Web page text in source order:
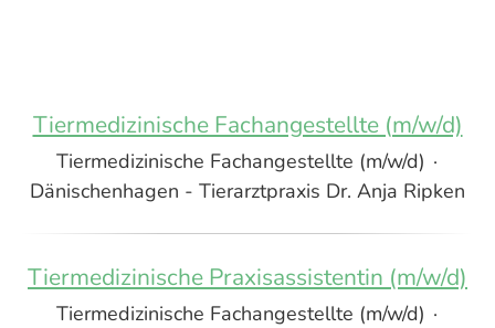
Tiermedizinische Fachangestellte (m/w/d)
Tiermedizinische Fachangestellte (m/w/d) ·
Dänischenhagen - Tierarztpraxis Dr. Anja Ripken
Tiermedizinische Praxisassistentin (m/w/d)
Tiermedizinische Fachangestellte (m/w/d) ·